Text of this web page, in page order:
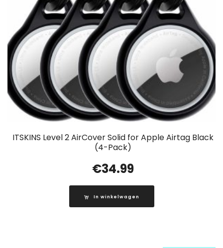
ITSKINS Level 2 AirCover Solid for Apple Airtag Black
(4-Pack)
€34.99
In winkelwagen